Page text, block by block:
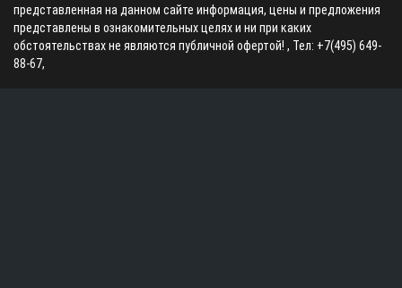
представленная на данном сайте информация, цены и предложения
представлены в ознакомительных целях и ни при каких
обстоятельствах не являются публичной офертой! , Тел: +7(495) 649-
88-67,